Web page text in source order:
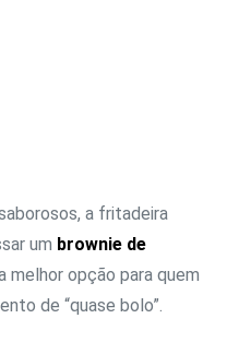
a fritadeira
um brownie de
melhor opção para quem
de “quase bolo”.